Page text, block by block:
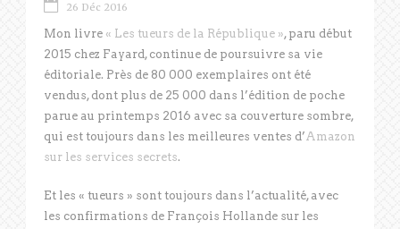
26 Déc 2016
Mon livre « Les tueurs de la République », paru début
2015 chez Fayard, continue de poursuivre sa vie
éditoriale. Près de 80 000 exemplaires ont été
vendus, dont plus de 25 000 dans l’édition de poche
parue au printemps 2016 avec sa couverture sombre,
qui est toujours dans les meilleures ventes d’Amazon
sur les services secrets.
Et les « tueurs » sont toujours dans l’actualité, avec
les confirmations de François Hollande sur les